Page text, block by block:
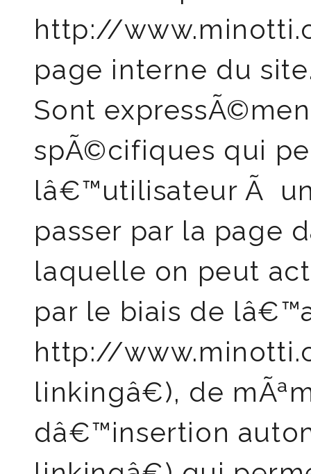
http://
page interne du
Sont
spÃ©cifiques qui
lâ€™utilisateur Ã
passer par la page
laquelle on peut
par le biais de
http://
linkingâ€), de
dâ€™insertion